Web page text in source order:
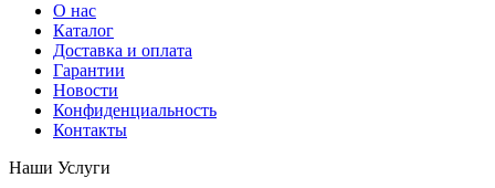
О нас
Каталог
Доставка и оплата
Гарантии
Новости
Конфиденциальность
Контакты
Наши Услуги